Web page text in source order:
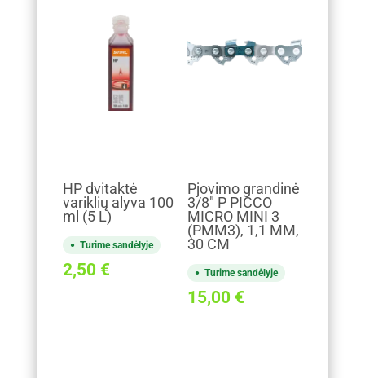
HP dvitaktė
variklių alyva 100
ml (5 L)
Turime sandėlyje
2,50 €
Pjovimo grandinė
3/8" P PICCO
MICRO MINI 3
(PMM3), 1,1 MM,
30 CM
Turime sandėlyje
15,00 €